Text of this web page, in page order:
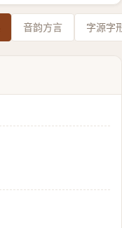
音韵方言 字源字